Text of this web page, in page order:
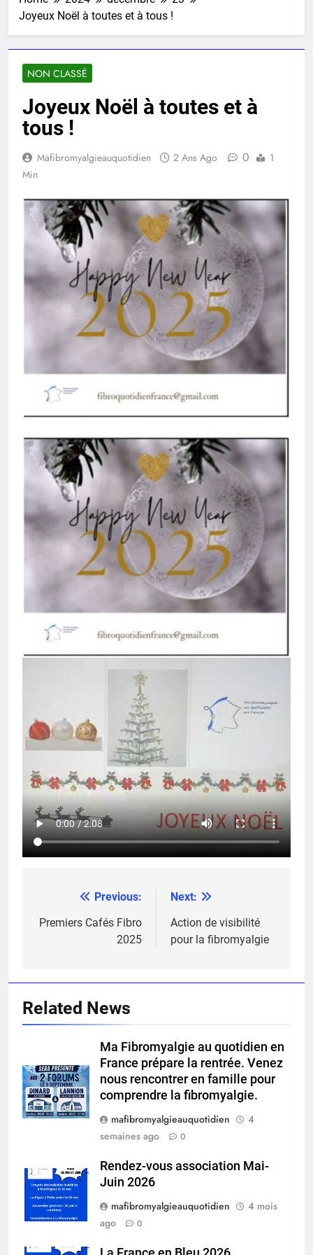
Joyeux Noël à toutes et à tous !
NON CLASSÉ
Joyeux Noël à toutes et à
tous !
Mafibromyalgieauquotidien 2 Ans Ago 0
1
Min
Navigation
de
Previous:
Premiers Cafés Fibro
2025
Next:
Action de visibilité
pour la fibromyalgie
Related News
Ma Fibromyalgie au quotidien en
France prépare la rentrée. Venez
nous rencontrer en famille pour
comprendre la fibromyalgie.
mafibromyalgieauquotidien
4
semaines ago
0
Rendez-vous association Mai-
Juin 2026
mafibromyalgieauquotidien
4 mois
ago
0